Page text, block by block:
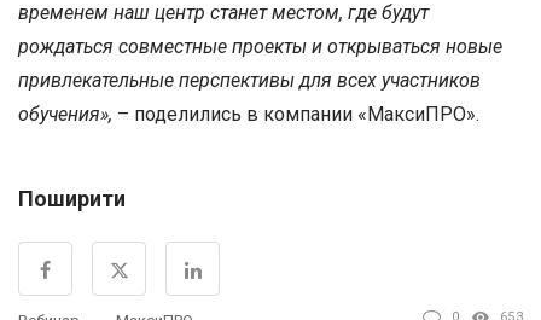
временем наш центр станет местом, где будут
рождаться совместные проекты и открываться новые
привлекательные перспективы для всех участников
обучения», – поделились в компании «МаксиПРО».
Поширити